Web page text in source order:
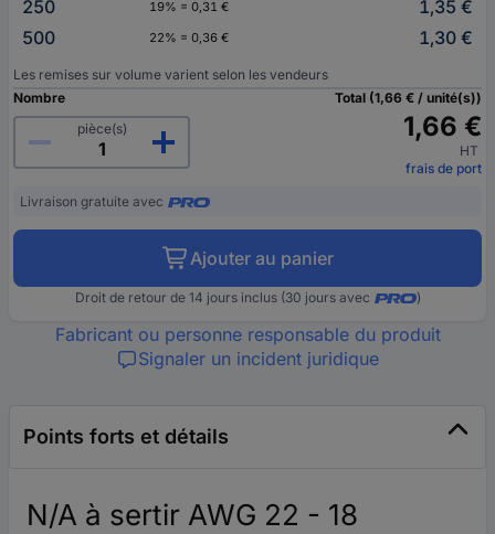
250
19% = 0,31 €
1,35 €
500
22% = 0,36 € 1,30 €
Les remises sur volume varient selon les vendeurs
Nombre
pièce(s)
Total (1,66 € / unité(s))
1,66 €
HT
frais de port
Livraison gratuite avec
Ajouter au panier
Droit de retour de 14 jours inclus (30 jours avec )
Fabricant ou personne responsable du produit
Signaler un incident juridique
Points forts et détails
N/A à sertir AWG 22 - 18